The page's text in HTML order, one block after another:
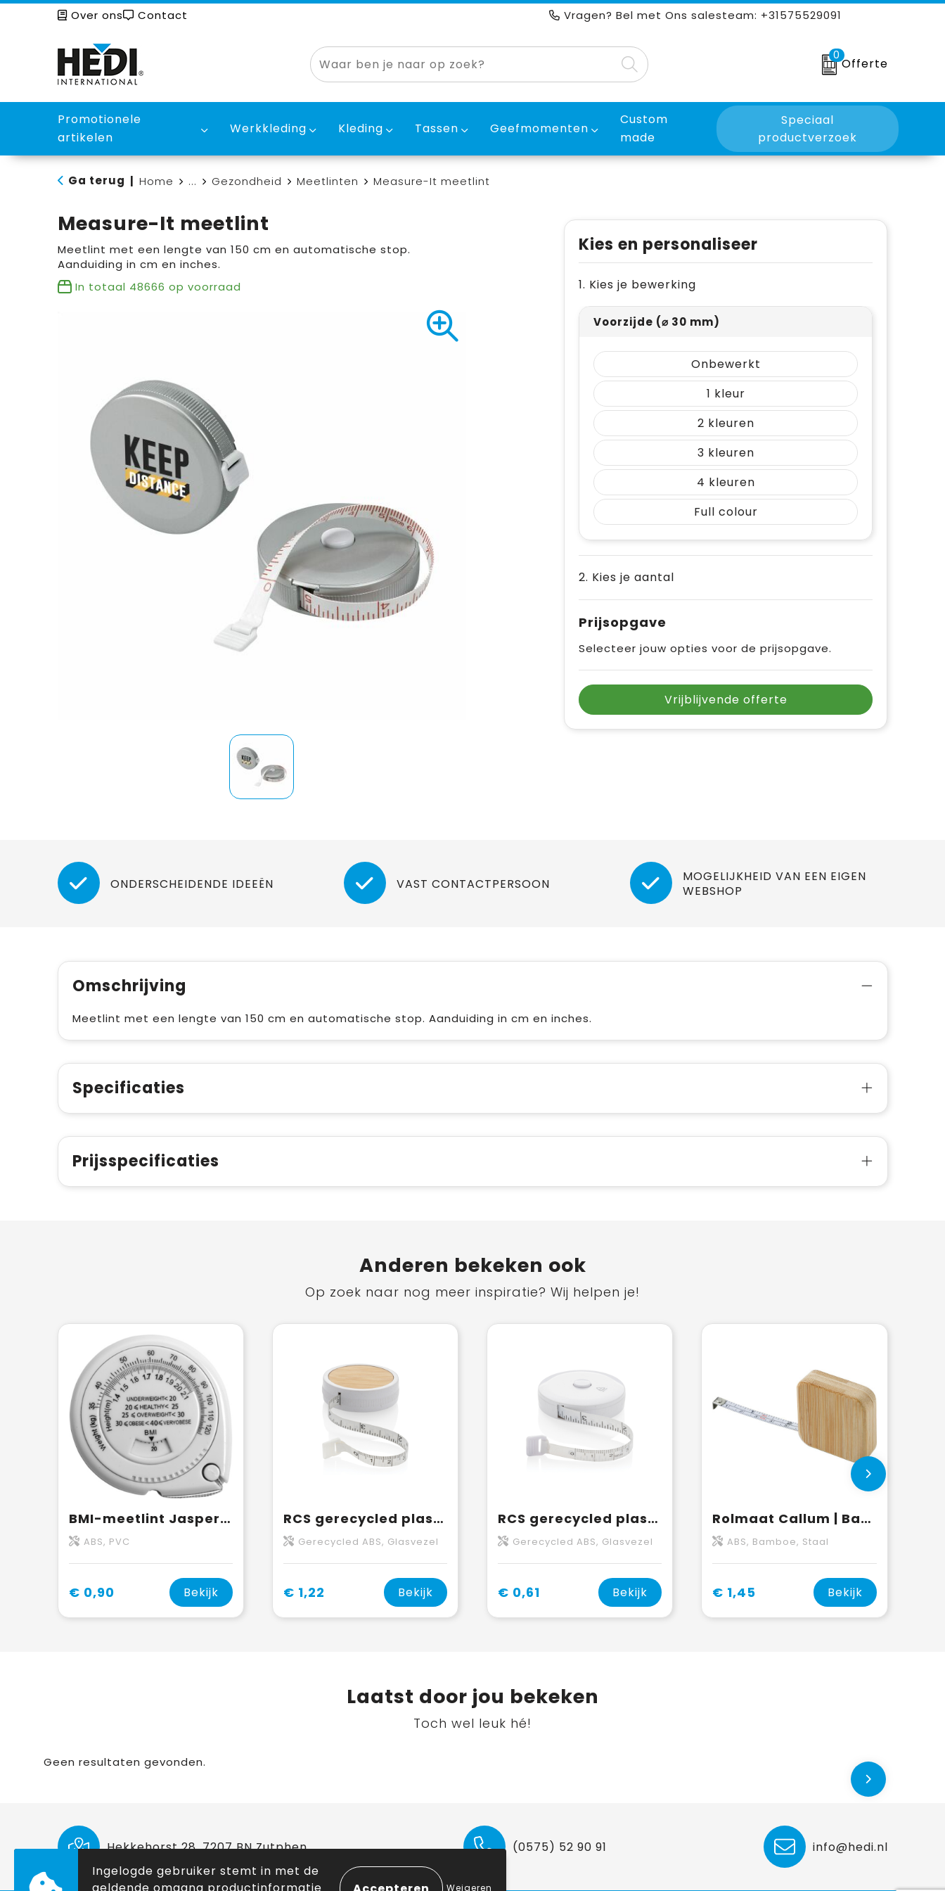
Over ons Contact Vragen? Bel met Ons salesteam: +31575529091
0
Offerte
Promotionele
artikelen
Werkkleding Kleding Tassen Geefmomenten
Custom
made
Speciaal
productverzoek
Ga terug Home ... Gezondheid Meetlinten Measure-It meetlint
Measure-It meetlint
Meetlint met een lengte van 150 cm en automatische stop.
Aanduiding in cm en inches.
In totaal 48666 op voorraad
Kies en personaliseer
1. Kies je bewerking
Voorzijde (⌀ 30 mm)
Onbewerkt
1
2
3
4
Full colour
2. Kies je aantal
Prijsopgave
Selecteer jouw opties voor de prijsopgave.
Vrijblijvende offerte
ONDERSCHEIDENDE IDEEËN VAST CONTACTPERSOON
MOGELIJKHEID VAN EEN EIGEN
WEBSHOP
Omschrijving
Meetlint met een lengte van 150 cm en automatische stop. Aanduiding in cm en inches.
Specificaties
Prijsspecificaties
Anderen bekeken ook
Op zoek naar nog meer inspiratie? Wij helpen je!
BMI-meetlint Jasper | 1,5 meter
ABS, PVC
€ 0,90 Bekijk
RCS gerecycled plastic & bamboe meetlint
Gerecycled ABS, Glasvezel
€ 1,22 Bekijk
RCS gerecycled plastic meetlint
Gerecycled ABS, Glasvezel
€ 0,61 Bekijk
Rolmaat Callum | Bamboe | 1 meter
ABS, Bamboe, Staal
€ 1,45 Bekijk
Laatst door jou bekeken
Toch wel leuk hé!
Geen resultaten gevonden.
Hekkehorst 28, 7207 BN Zutphen (0575) 52 90 91
info@hedi.nl
Ingelogde gebruiker stemt in met de
Weigeren